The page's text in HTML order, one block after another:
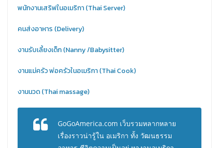
พนักงานเสริฟในอเมริกา (Thai Server)
คนส่งอาหาร (Delivery)
งานรับเลี้ยงเด็ก (Nanny /Babysitter)
งานแม่ครัว พ่อครัวในอเมริกา (Thai Cook)
งานนวด (Thai massage)
GoGoAmerica.com เว็บรวมหลากหลาย
เรื่องราวน่ารู้ใน อเมริกา ทั้ง วัฒนธรรม